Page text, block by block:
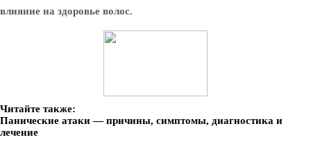
влияние на здоровье волос.
Читайте также:
Панические атаки — причины, симптомы, диагностика и
лечение